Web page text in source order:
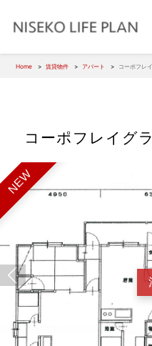
Home 賃貸物件 アパート コーポフレ
コーポフレイグ
NEW